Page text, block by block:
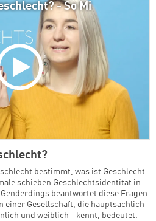
- So Mi
bestimmt, was ist Geschlecht
schieben Geschlechtsidentität in
beantwortet diese Fragen
einer Gesellschaft, die hauptsächlich
und weiblich - kennt, bedeutet.